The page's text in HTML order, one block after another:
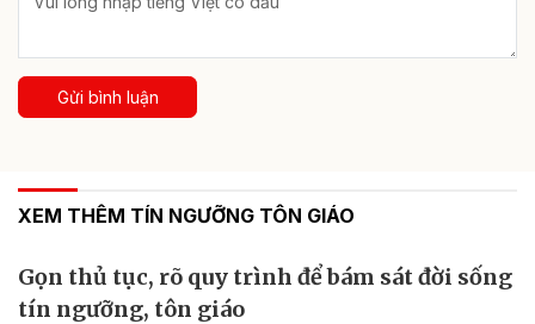
Gửi bình luận
XEM THÊM TÍN NGƯỠNG TÔN GIÁO
Gọn thủ tục, rõ quy trình để bám sát đời sống
tín ngưỡng, tôn giáo